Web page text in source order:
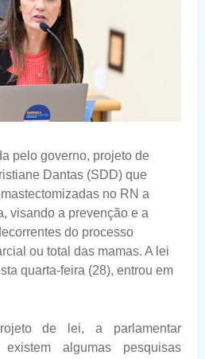
pelo governo, projeto de
Dantas (SDD) que
no RN a
visando a prevenção e a
do processo
ou total das mamas. A lei
quarta-feira (28), entrou em
de lei, a parlamentar
algumas pesquisas